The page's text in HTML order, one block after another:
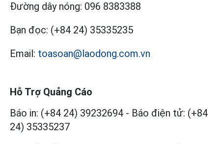
Đường dây nóng: 096 8383388
Bạn đọc: (+84 24) 35335235
Email: toasoan@laodong.com.vn
Hỗ Trợ Quảng Cáo
Báo in: (+84 24) 39232694 - Báo điện tử: (+84
24) 35335237